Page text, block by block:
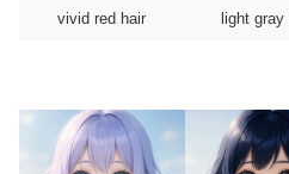
vivid red hair light gray